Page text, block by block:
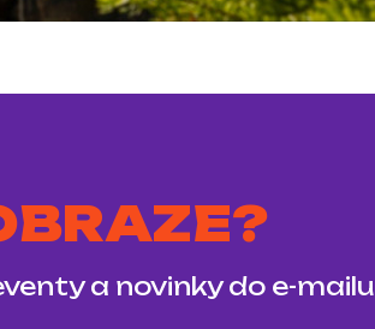
a novinky do e-mailu